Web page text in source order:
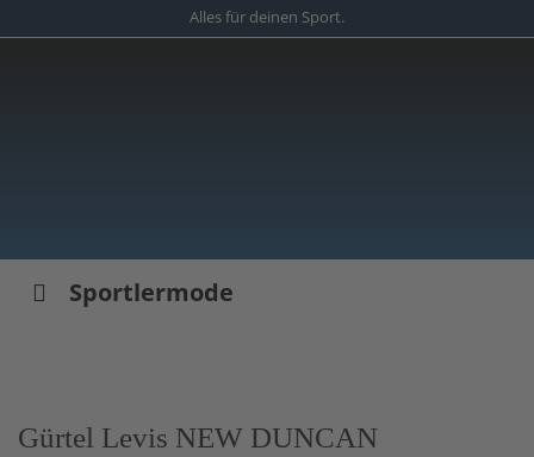
to
Alles für deinen Sport.
Sportlermode
Gürtel Levis NEW DUNCAN